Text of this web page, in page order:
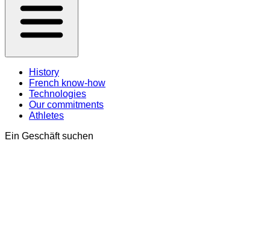
History
French know-how
Technologies
Our commitments
Athletes
Ein Geschäft suchen